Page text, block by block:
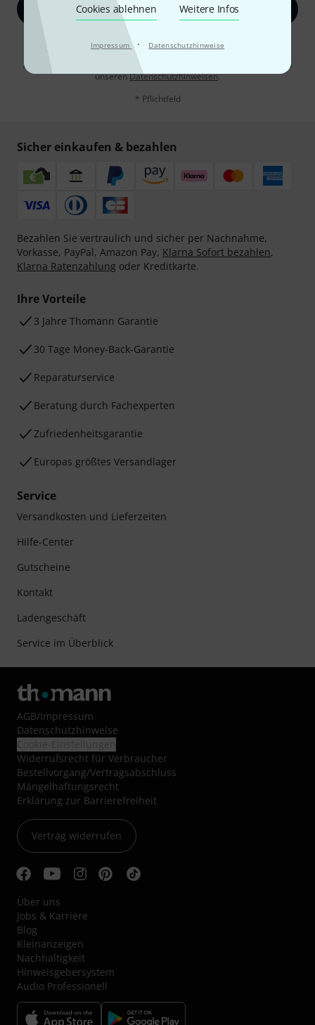
Cookies ablehnen Weitere Infos
Impressum · Datenschutzhinweise
Jetzt anmelden
Mit Klick auf „Jetzt anmelden“ stimmen Sie dem Erhalt von E-Mail-
Werbung und einer Messung des E-Mail-Nutzungsverhaltens zu. Die
Abmeldung ist jederzeit möglich. Weitere Informationen finden Sie in
unserenDatenschutzhinweisen.
* Pflichtfeld
Sicher einkaufen & bezahlen
Bezahlen Sie vertraulich und sicher per Nachnahme,
Vorkasse, PayPal, Amazon Pay, Klarna Sofort bezahlen,
Klarna Ratenzahlung oder Kreditkarte.
Ihre Vorteile
3 Jahre Thomann Garantie
30 Tage Money-Back-Garantie
Reparaturservice
Beratung durch Fachexperten
Zufriedenheitsgarantie
Europas größtes Versandlager
Service
Versandkosten und Lieferzeiten
Hilfe-Center
Gutscheine
Kontakt
Ladengeschäft
Service im Überblick
AGB/Impressum
Datenschutzhinweise
Widerrufsrecht für Verbraucher
Bestellvorgang/Vertragsabschluss
Mängelhaftungsrecht
Erklärung zur Barrierefreiheit
Vertrag widerrufen
Über uns
Jobs & Karriere
Blog
Kleinanzeigen
Nachhaltigkeit
Hinweisgebersystem
Audio Professionell